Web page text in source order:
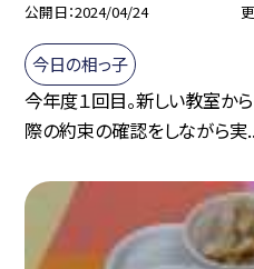
公開日 2024/04/24
今日の相っ子
今年度１回目。新しい教室か
際の約束の確認をしながら実